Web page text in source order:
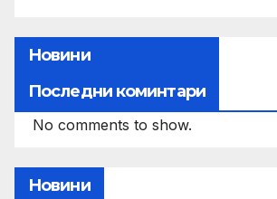
Новини
Последни коминтари
No comments to show.
Новини